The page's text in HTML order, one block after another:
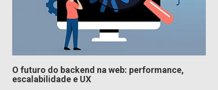
O futuro do backend na web: performance,
escalabilidade e UX